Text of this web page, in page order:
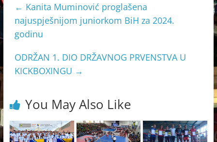
← Kanita Muminović proglašena
najuspješnijom juniorkom BiH za 2024.
godinu
ODRŽAN 1. DIO DRŽAVNOG PRVENSTVA U
KICKBOXINGU →
You May Also Like